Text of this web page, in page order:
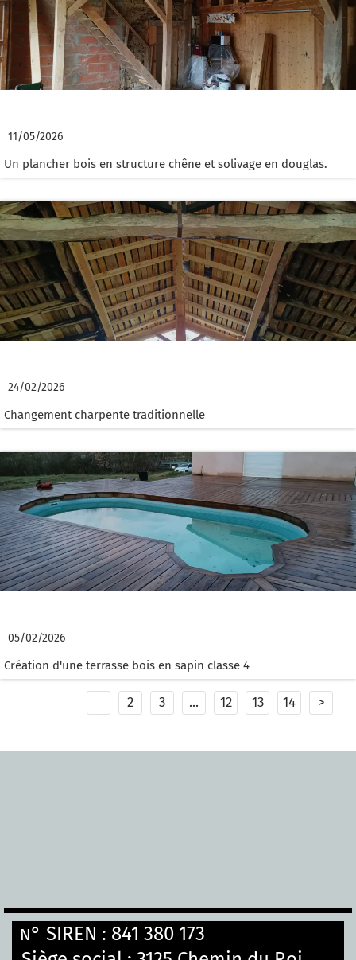
11/05/2026
Un plancher bois en structure chêne et solivage en douglas.
24/02/2026
Changement charpente traditionnelle
05/02/2026
Création d'une terrasse bois en sapin classe 4
2 3 ... 12 13 14 >
N° SIREN : 841 380 173